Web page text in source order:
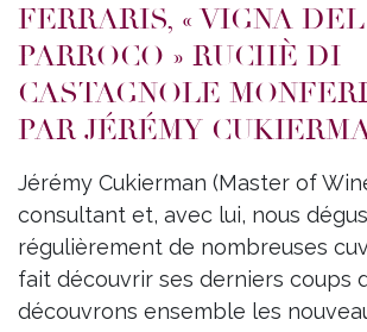
FERRARIS, « VIGNA DEL
PARROCO » RUCHÈ DI
CASTAGNOLE
PAR JÉRÉMY
Jérémy Cukierman (Master of
consultant et, avec lui, nous
régulièrement de nombreuses
fait découvrir ses derniers coups
découvrons ensemble les